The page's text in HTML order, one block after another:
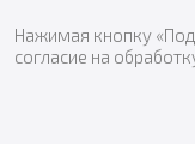
Нажимая кнопку
согласие на